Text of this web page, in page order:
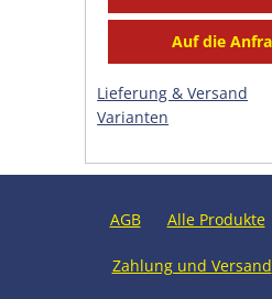
Lieferung & Versand
Varianten
AGB Alle Produkte
Zahlung und Versand